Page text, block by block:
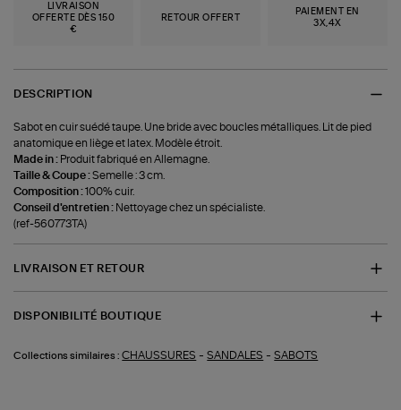
LIVRAISON
OFFERTE DÈS 150
€
RETOUR OFFERT
PAIEMENT EN
3X,4X
DESCRIPTION
Sabot en cuir suédé taupe. Une bride avec boucles métalliques. Lit de pied
anatomique en liège et latex. Modèle étroit.
Made in : Produit fabriqué en Allemagne.
Taille & Coupe :Semelle : 3 cm.
Composition :100% cuir.
Conseil d'entretien : Nettoyage chez un spécialiste.
(ref-560773TA)
LIVRAISON ET RETOUR
DISPONIBILITÉ BOUTIQUE
Collections similaires : CHAUSSURES -SANDALES -SABOTS